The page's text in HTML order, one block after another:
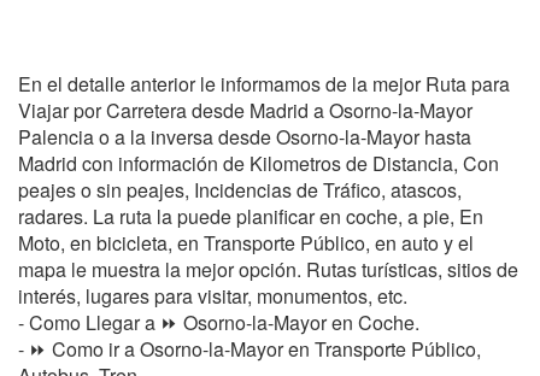
En el detalle anterior le informamos de la mejor Ruta para
Viajar por Carretera desde Madrid a Osorno-la-Mayor
Palencia o a la inversa desde Osorno-la-Mayor hasta
Madrid con información de Kilometros de Distancia, Con
peajes o sin peajes, Incidencias de Tráfico, atascos,
radares. La ruta la puede planificar en coche, a pie, En
Moto, en bicicleta, en Transporte Público, en auto y el
mapa le muestra la mejor opción. Rutas turísticas, sitios de
interés, lugares para visitar, monumentos, etc.
- Como Llegar a ⏩ Osorno-la-Mayor en Coche.
- ⏩ Como ir a Osorno-la-Mayor en Transporte Público,